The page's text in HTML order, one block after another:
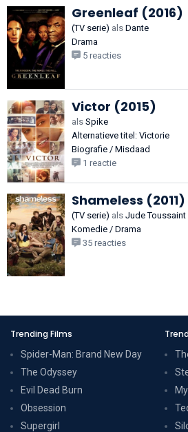
Greenleaf (2016)
(TV serie) als Dante
Drama
5 reacties
Victor (2015)
als Spike
Alternatieve titel: Victorie
Biografie / Misdaad
1 reactie
Shameless (2011)
(TV serie) als Jude Toussaint
Komedie / Drama
35 reacties
Trending Films
Spider-Man: Brand New Day
The Odyssey
Evil Dead Burn
Obsession
Supergirl